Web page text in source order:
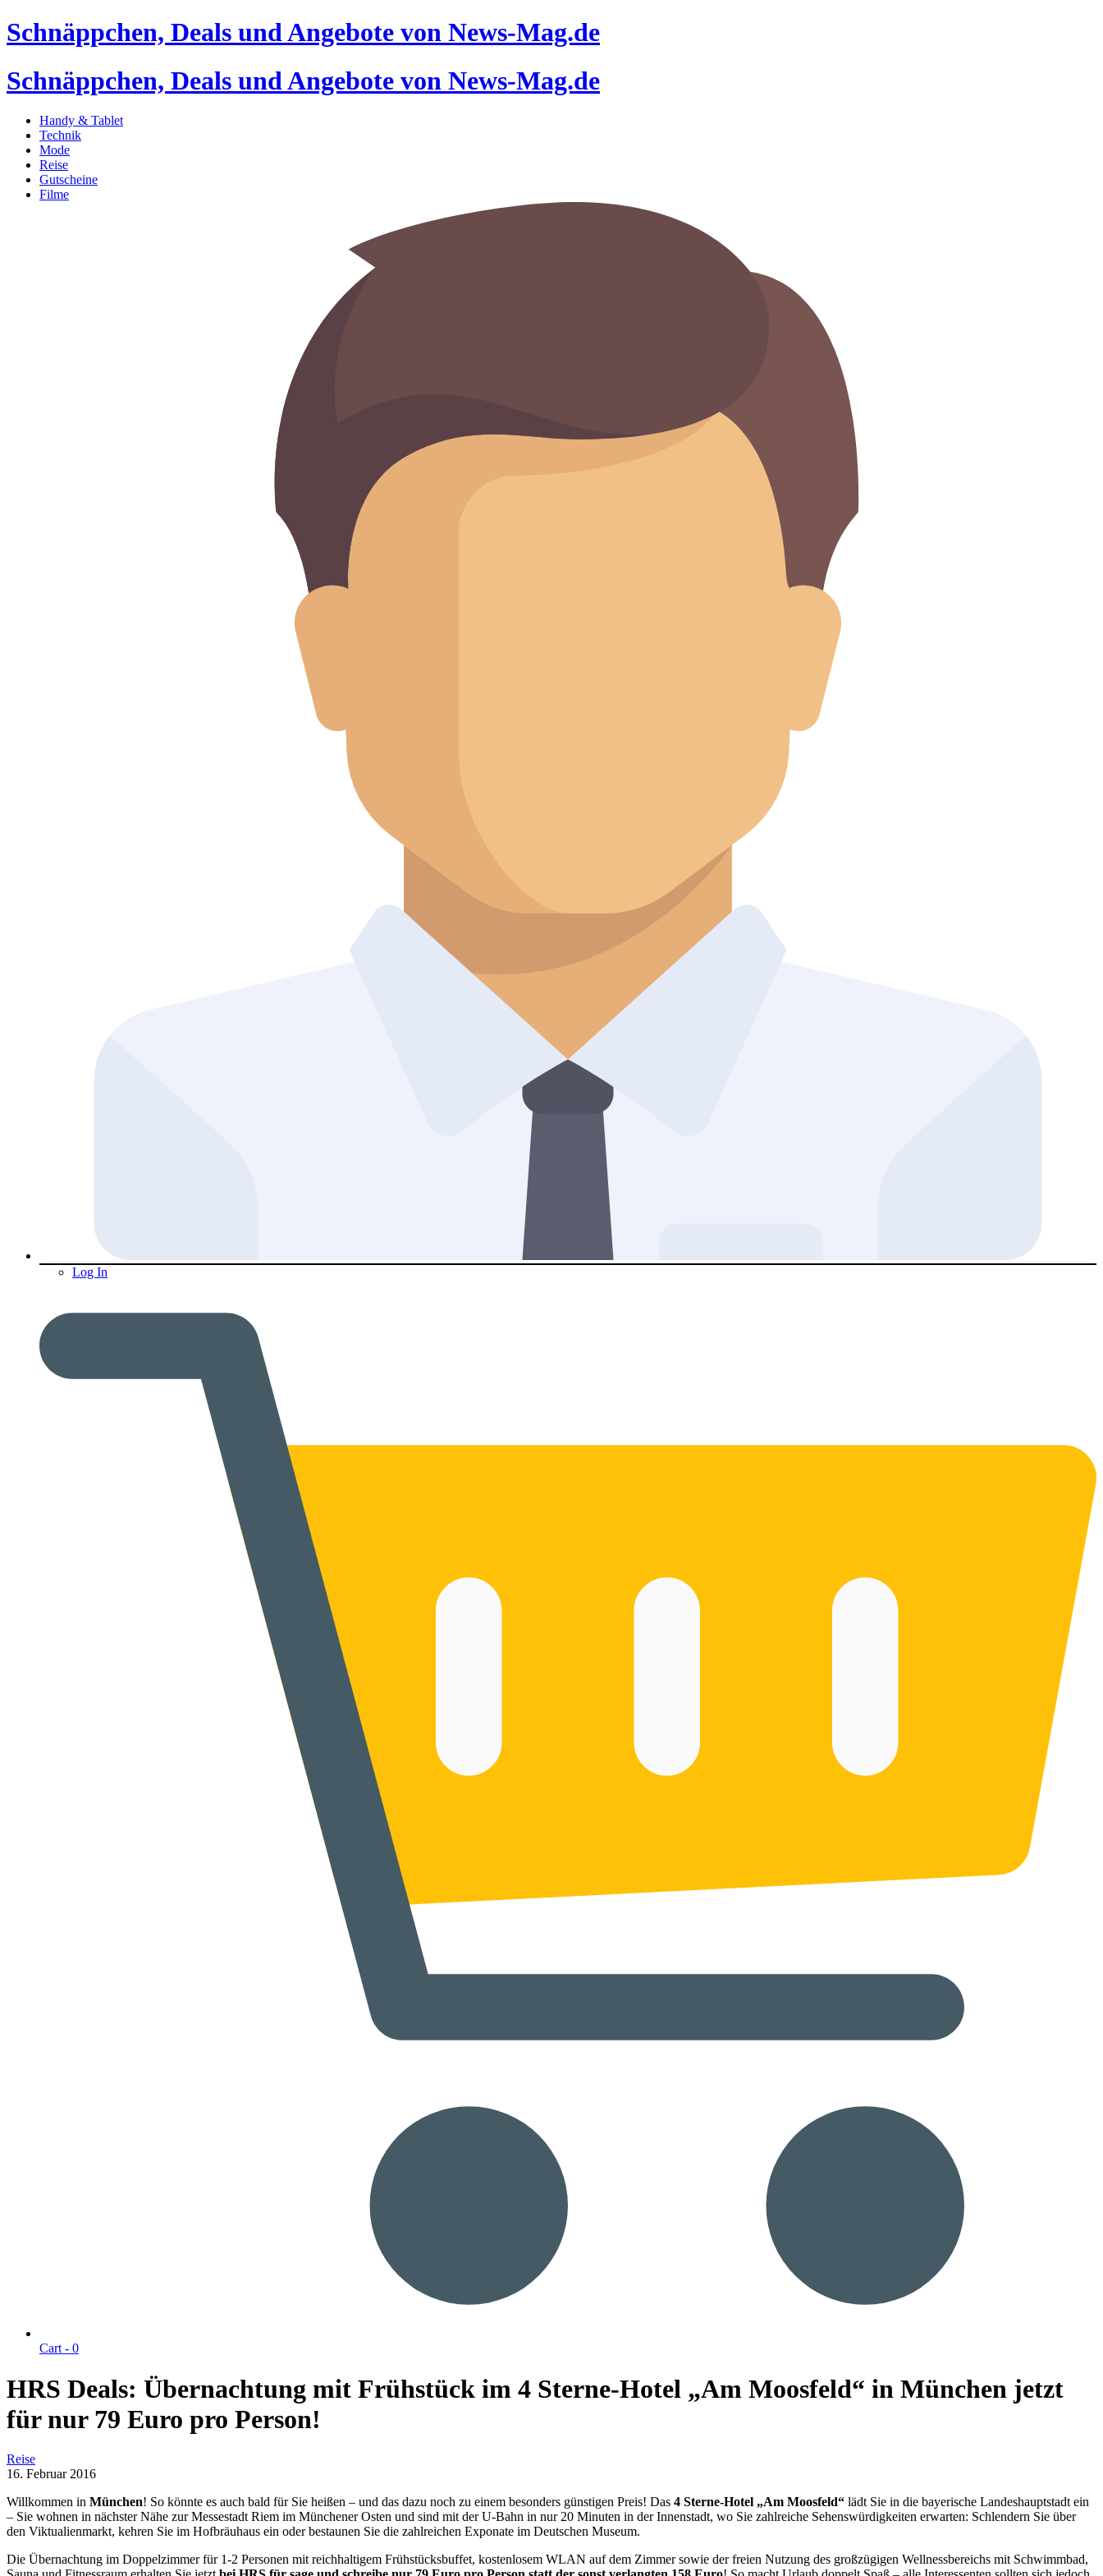
Schnäppchen, Deals und Angebote von News-Mag.de
Schnäppchen, Deals und Angebote von News-Mag.de
Handy & Tablet
Technik
Mode
Reise
Gutscheine
Filme
Log In
Cart - 0
HRS Deals: Übernachtung mit Frühstück im 4 Sterne-Hotel „Am Moosfeld“ in München jetzt
für nur 79 Euro pro Person!
Reise
16. Februar 2016
Willkommen in München! So könnte es auch bald für Sie heißen – und das dazu noch zu einem besonders günstigen Preis! Das 4 Sterne-Hotel „Am Moosfeld“ lädt Sie in die bayerische Landeshauptstadt ein
– Sie wohnen in nächster Nähe zur Messestadt Riem im Münchener Osten und sind mit der U-Bahn in nur 20 Minuten in der Innenstadt, wo Sie zahlreiche Sehenswürdigkeiten erwarten: Schlendern Sie über
den Viktualienmarkt, kehren Sie im Hofbräuhaus ein oder bestaunen Sie die zahlreichen Exponate im Deutschen Museum.
Die Übernachtung im Doppelzimmer für 1-2 Personen mit reichhaltigem Frühstücksbuffet, kostenlosem WLAN auf dem Zimmer sowie der freien Nutzung des großzügigen Wellnessbereichs mit Schwimmbad,